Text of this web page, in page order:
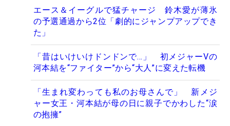
エース＆イーグルで猛チャージ 鈴木愛が薄氷
の予選通過から2位「劇的にジャンプアップでき
た」
「昔はいけいけドンドンで…」 初メジャーVの
河本結を“ファイター”から“大人”に変えた転機
「生まれ変わっても私のお母さんで」 新メジ
ャー女王・河本結が母の日に親子でかわした“涙
の抱擁”